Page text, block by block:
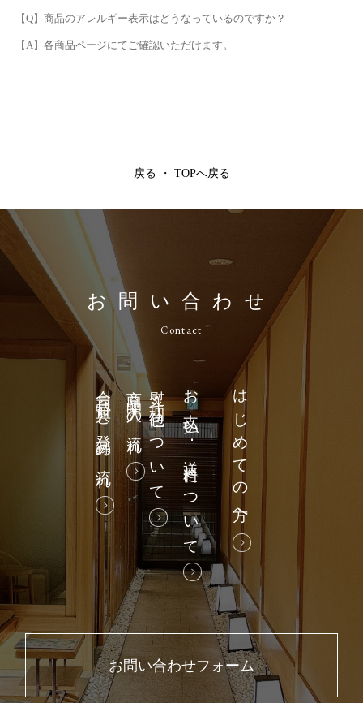
【Q】商品のアレルギー表示はどうなっているのですか？
【A】各商品ページにてご確認いただけます。
戻る ・ TOPへ戻る
お問い合わせ
Contact
会員特典と登録の流れ商品購入の流れ熨斗・梱包についてお支払い･送料について はじめての方へ
お問い合わせフォーム